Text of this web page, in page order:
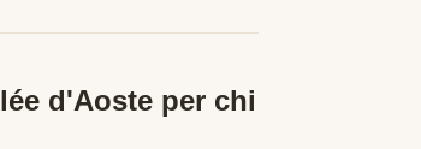
d'Aoste per chi